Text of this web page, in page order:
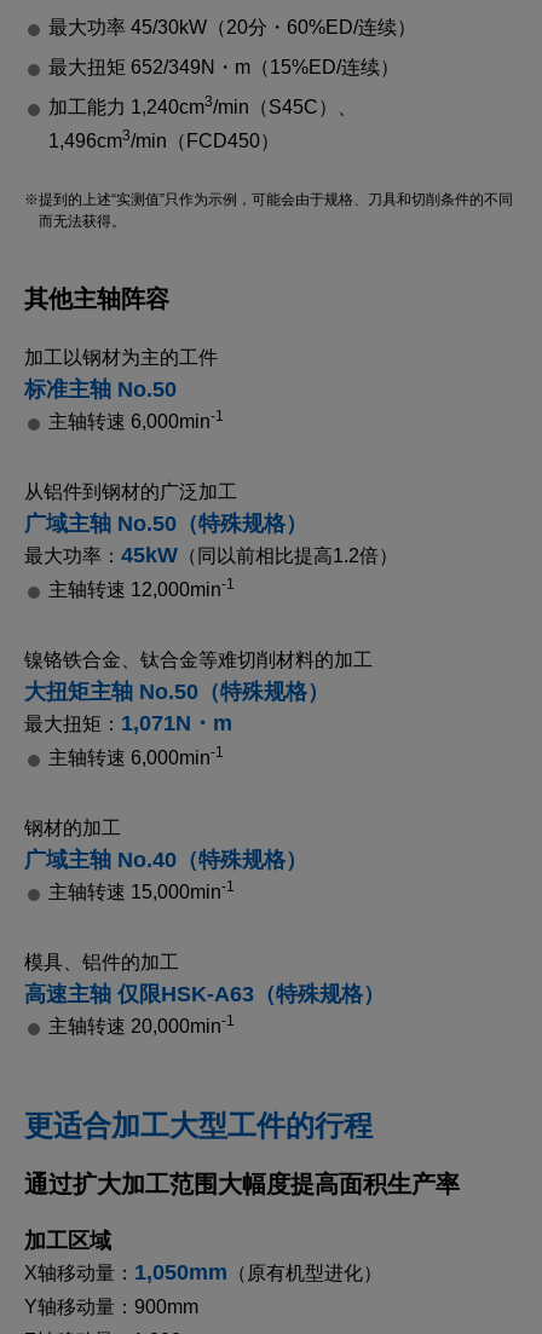
最大功率 45/30kW（20分・60%ED/连续）
最大扭矩 652/349N・m（15%ED/连续）
加工能力 1,240cm3/min（S45C）、
1,496cm3/min（FCD450）
※提到的上述“实测值”只作为示例，可能会由于规格、刀具和切削条件的不同
而无法获得。
其他主轴阵容
加工以钢材为主的工件
标准主轴 No.50
主轴转速 6,000min-1
从铝件到钢材的广泛加工
广域主轴 No.50（特殊规格）
最大功率： 45kW （同以前相比提高1.2倍）
主轴转速 12,000min-1
镍铬铁合金、钛合金等难切削材料的加工
大扭矩主轴 No.50（特殊规格）
最大扭矩： 1,071N・m
主轴转速 6,000min-1
钢材的加工
广域主轴 No.40（特殊规格）
主轴转速 15,000min-1
模具、铝件的加工
高速主轴 仅限HSK-A63（特殊规格）
主轴转速 20,000min-1
更适合加工大型工件的行程
通过扩大加工范围大幅度提高面积生产率
加工区域
X轴移动量： 1,050mm （原有机型进化）
Y轴移动量：900mm